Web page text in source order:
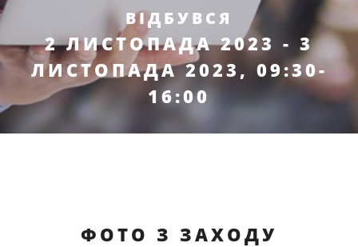
ВІДБУВСЯ
2 ЛИСТОПАДА 2023 - 3
ЛИСТОПАДА 2023, 09:30-
16:00
ФОТО З ЗАХОДУ